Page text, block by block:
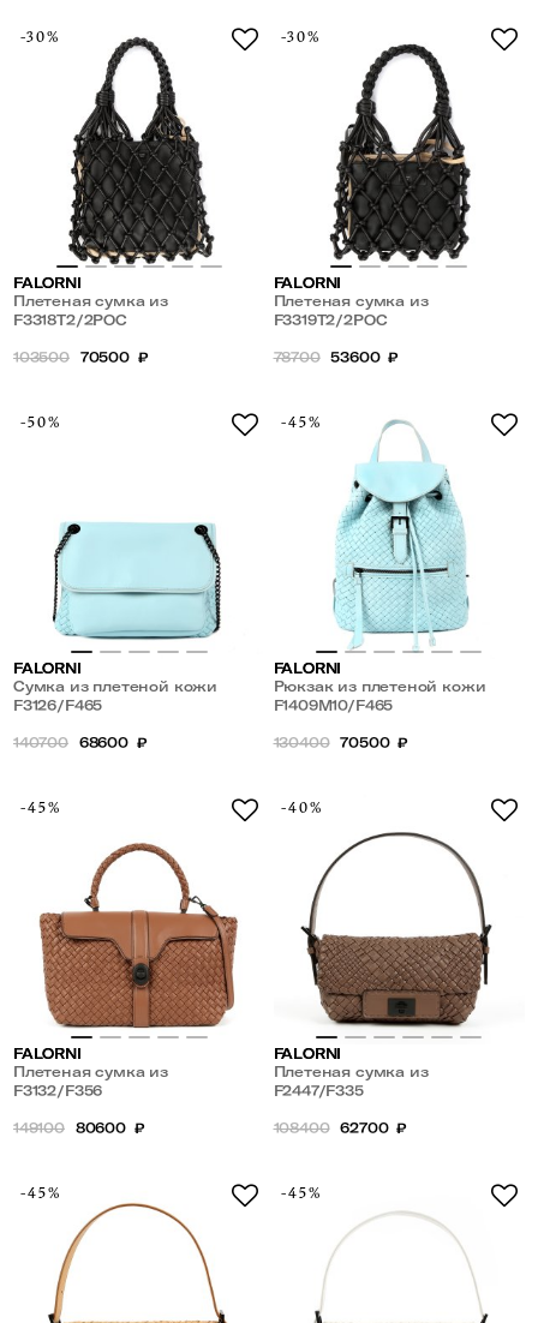
-30%
FALORNI
Плетеная сумка из
натуральной кожи
F3318T2/2POC
103500 70500 ₽
-30%
FALORNI
Плетеная сумка из
натуральной кожи
F3319T2/2POC
78700 53600 ₽
-50%
FALORNI
Сумка из плетеной кожи
F3126/F465
140700 68600 ₽
-45%
FALORNI
Рюкзак из плетеной кожи
F1409M10/F465
130400 70500 ₽
-45%
FALORNI
Плетеная сумка из
натуральной кожи
F3132/F356
149100 80600 ₽
-40%
FALORNI
Плетеная сумка из
натуральной кожи
F2447/F335
108400 62700 ₽
-45% -45%